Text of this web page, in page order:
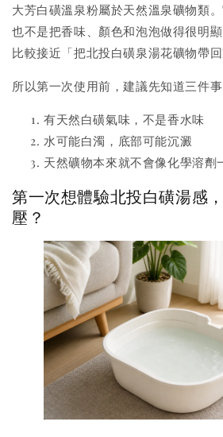
大芳白磺溫泉粉屬於天然溫泉礦物類
也不是把香味、顏色和泡泡做得很明
比較接近「把北投白磺泉湯花礦物帶回
所以第一次使用前，建議先知道三件事
有天然白磺氣味，不是香水味
水可能白濁，底部可能沉澱
天然礦物本來就不會像化學溶劑
第一次想體驗北投白磺湯感
壓？